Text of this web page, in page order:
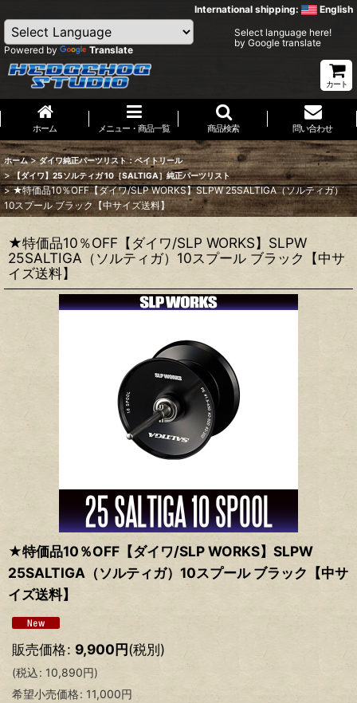
International shipping: English
Powered by Translate
Select language here!
by Google translate
カート
ホーム メニュー・商品一覧 商品検索 問い合わせ
ホーム > ダイワ純正パーツリスト：ベイトリール
> 【ダイワ】25ソルティガ 10［SALTIGA］純正パーツリスト
> ★特価品10％OFF【ダイワ/SLP WORKS】SLPW 25SALTIGA（ソルティガ）
10スプール ブラック【中サイズ送料】
★特価品10％OFF【ダイワ/SLP WORKS】SLPW
25SALTIGA（ソルティガ）10スプール ブラック【中サ
イズ送料】
★特価品10％OFF【ダイワ/SLP WORKS】SLPW
25SALTIGA（ソルティガ）10スプール ブラック【中サ
イズ送料】
販売価格: 9,900円(税別)
(税込: 10,890円)
希望小売価格: 11,000円